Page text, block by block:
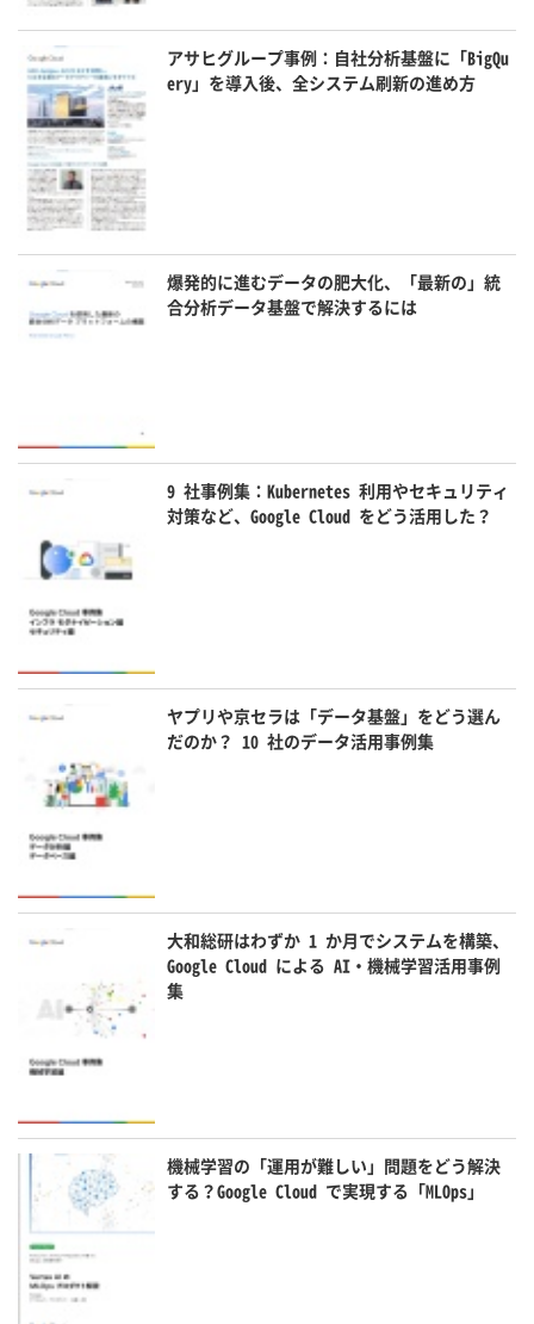
アサヒグループ事例：自社分析基盤に「BigQu
ery」を導入後、全システム刷新の進め方
爆発的に進むデータの肥大化、「最新の」統
合分析データ基盤で解決するには
9 社事例集：Kubernetes 利用やセキュリティ
対策など、Google Cloud をどう活用した？
ヤプリや京セラは「データ基盤」をどう選ん
だのか？ 10 社のデータ活用事例集
大和総研はわずか 1 か月でシステムを構築、
Google Cloud による AI・機械学習活用事例
集
機械学習の「運用が難しい」問題をどう解決
する？Google Cloud で実現する「MLOps」